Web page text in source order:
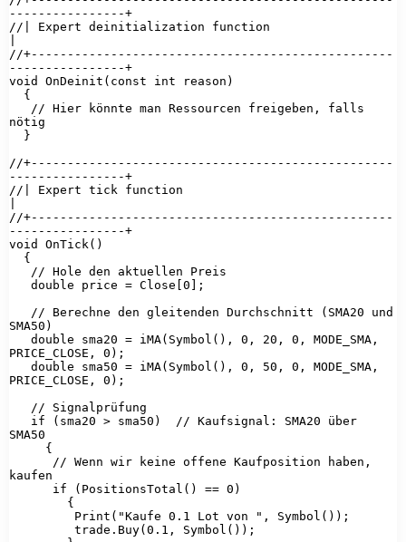
----------------+
//| Expert deinitialization function
//+--------------------------------------------------
----------------+
void OnDeinit(const int reason)
nötig
//+--------------------------------------------------
----------------+
//| Expert tick function
//+--------------------------------------------------
----------------+
void OnTick()
SMA50)
PRICE_CLOSE, 0);
PRICE_CLOSE, 0);
SMA50
kaufen